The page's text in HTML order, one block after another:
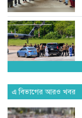
এ বিভাগের আরও খবর